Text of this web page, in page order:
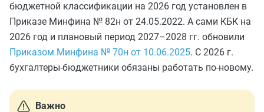
бюджетной классификации на 2026 год установлен в
Приказе Минфина № 82н от 24.05.2022. А сами КБК на
2026 год и плановый период 2027–2028 гг. обновили
Приказом Минфина № 70н от 10.06.2025. С 2026 г.
бухгалтеры-бюджетники обязаны работать по-новому.
Важно